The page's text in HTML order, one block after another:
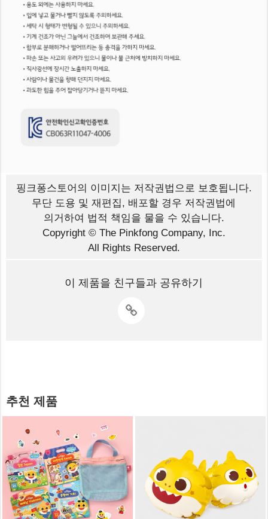
핑크퐁스토어의 이미지는 저작권법으로 보호됩니다.
무단 도용 및 재편집, 배포할 경우 저작권법에
의거하여 법적 책임을 물을 수 있습니다.
Copyright © The Pinkfong Company, Inc.
All Rights Reserved.
이 제품을 친구들과 공유하기
추천 제품